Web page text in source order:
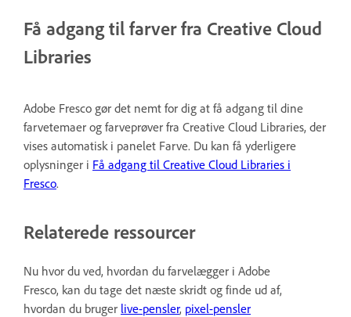
Få adgang til farver fra Creative Cloud
Libraries
Adobe Fresco gør det nemt for dig at få adgang til dine
farvetemaer og farveprøver fra Creative Cloud Libraries, der
vises automatisk i panelet Farve. Du kan få yderligere
oplysninger i Få adgang til Creative Cloud Libraries i
Fresco.
Relaterede ressourcer
Nu hvor du ved, hvordan du farvelægger i Adobe
Fresco, kan du tage det næste skridt og finde ud af,
hvordan du bruger live-pensler, pixel-pensler